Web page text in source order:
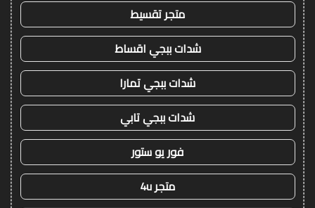
متجر تقسيط
شدات ببجي اقساط
شدات ببجي تمارا
شدات ببجي تابي
فور يو ستور
متجر 4u